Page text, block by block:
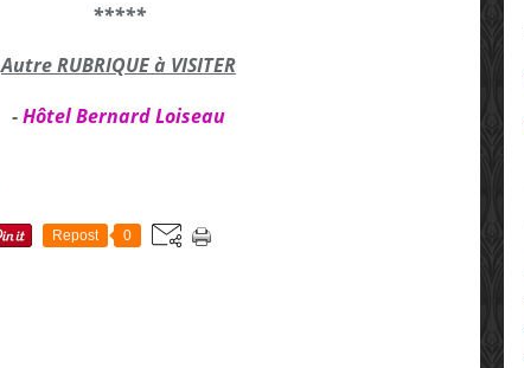
*****
Autre RUBRIQUE à VISITER
-Hôtel Bernard Loiseau
Repost 0